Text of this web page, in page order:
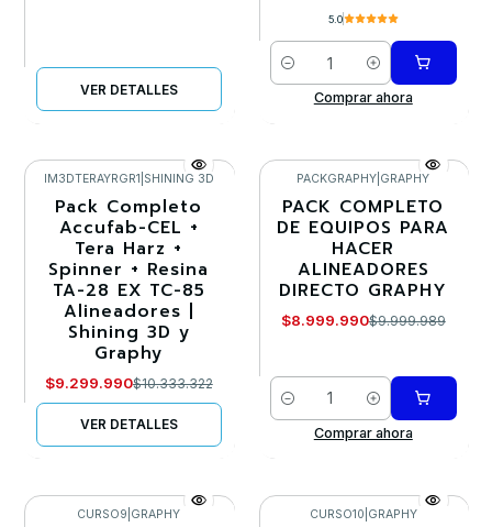
VER DETALLES
5.0
Cantidad
Comprar ahora
-10%
Agotado
IM3DTERAYRGR1 SHINING 3D
Pack Completo
Accufab-CEL +
Tera Harz +
Spinner + Resina
TA-28 EX TC-85
Alineadores |
Shining 3D y
Graphy
$9.299.990$10.333.322
VER DETALLES
-10%
PACKGRAPHY GRAPHY
PACK COMPLETO
DE EQUIPOS PARA
HACER
ALINEADORES
DIRECTO GRAPHY
$8.999.990$9.999.989
Cantidad
Comprar ahora
CURSO9 GRAPHY CURSO10 GRAPHY